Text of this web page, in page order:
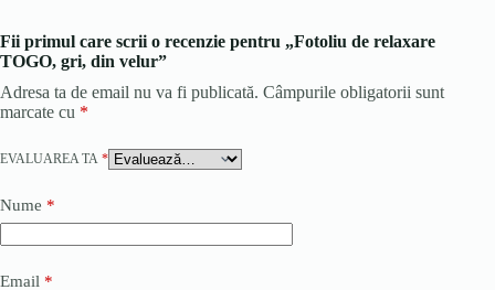
Fii primul care scrii o recenzie pentru „Fotoliu de relaxare
TOGO, gri, din velur”
Adresa ta de email nu va fi publicată. Câmpurile obligatorii sunt
marcate cu *
EVALUAREA TA *
Nume *
Email *